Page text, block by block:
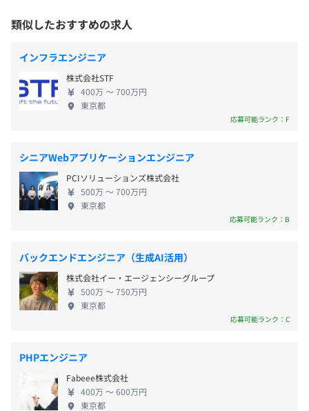
がりを支援します。
う、キャッチアップ・育成の基盤を整えています。
Windows 10 Home／メモリ：16GB／HDD：128GB／
※一例のため、異なる場合があります。(上記スペックよ
り性能を下回ることはありません。)
※案件によってことなります。
JR各線・京浜急行線「品川駅」港南口徒歩5分
通勤交通費（全額支給）
生活応援手当(8,000円/月)
昇給：年１回(4月)
関東ITソフトウェア健康保険組合加入
社会保険完備（健康保険・厚生年金加入・雇用保険・労災
保険）
無期雇用
構築をお客様から任せられている企業は非常に少な
く、当社の1番の強みです。 【キャリア構築重視で案
件受注】 上場企業である飛島建設株式会社のDX推進
をはじめ、広告や旅行、ゲーム、金融など、幅広い
業界の案件が豊富です。 顧客は、アットホーム、公
益財団法人 国際人材協力機構、ソニー・インタラク
ティブエンタテインメント、JTBグループ各社、日鉄
多岐分野にわたります。 プライム案件は6割強を占め
ており、労働形態は自社内：常駐＝4：6の比率で
す。
類似したおすすめの求人
インフラエンジニア
株式会社STF
400万 〜 700万円
東京都
応募可能ランク：F
シニアWebアプリケーションエンジニア
PCIソリューションズ株式会社
500万 〜 700万円
東京都
応募可能ランク：B
バックエンドエンジニア（生成AI活用）
株式会社イー・エージェンシーグループ
500万 〜 750万円
東京都
応募可能ランク：C
PHPエンジニア
Fabeee株式会社
400万 〜 600万円
東京都